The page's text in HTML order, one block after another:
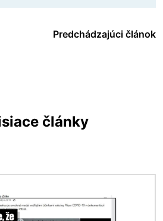
Predchádzajúci článok
články